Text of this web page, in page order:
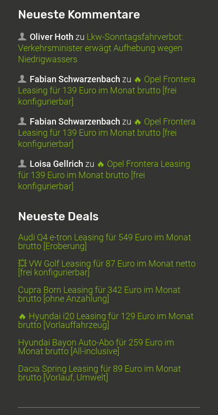
Neueste Kommentare
Oliver Hoth zu Lkw-Sonntagsfahrverbot:
Verkehrsminister erwägt Aufhebung wegen
Niedrigwassers
Fabian Schwarzenbach zu 🔥 Opel Frontera
Leasing für 139 Euro im Monat brutto [frei
konfigurierbar]
Fabian Schwarzenbach zu 🔥 Opel Frontera
Leasing für 139 Euro im Monat brutto [frei
konfigurierbar]
Loisa Gellrich zu 🔥 Opel Frontera Leasing
für 139 Euro im Monat brutto [frei
konfigurierbar]
Neueste Deals
Audi Q4 e-tron Leasing für 549 Euro im Monat
brutto [Eroberung]
💥 VW Golf Leasing für 87 Euro im Monat netto
[frei konfigurierbar]
Cupra Born Leasing für 342 Euro im Monat
brutto [ohne Anzahlung]
🔥 Hyundai i20 Leasing für 129 Euro im Monat
brutto [Vorlauffahrzeug]
Hyundai Bayon Auto-Abo für 259 Euro im
Monat brutto [All-inclusive]
Dacia Spring Leasing für 89 Euro im Monat
brutto [Vorlauf, Umwelt]